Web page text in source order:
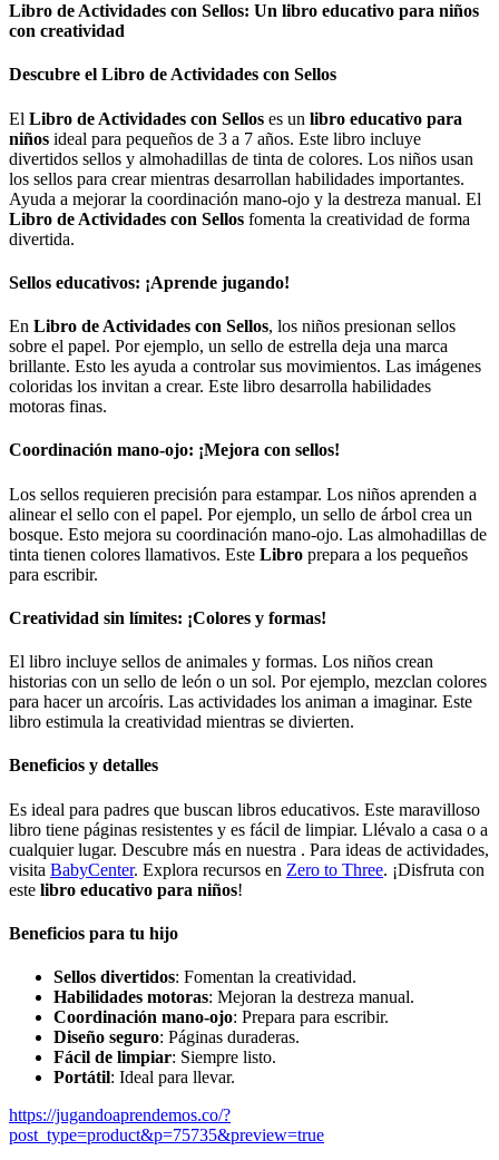
Libro de Actividades con Sellos: Un libro educativo para niños
con creatividad
Descubre el Libro de Actividades con Sellos
El Libro de Actividades con Sellos es un libro educativo para
niños ideal para pequeños de 3 a 7 años. Este libro incluye
divertidos sellos y almohadillas de tinta de colores. Los niños usan
los sellos para crear mientras desarrollan habilidades importantes.
Ayuda a mejorar la coordinación mano-ojo y la destreza manual. El
Libro de Actividades con Sellos fomenta la creatividad de forma
divertida.
Sellos educativos: ¡Aprende jugando!
En Libro de Actividades con Sellos, los niños presionan sellos
sobre el papel. Por ejemplo, un sello de estrella deja una marca
brillante. Esto les ayuda a controlar sus movimientos. Las imágenes
coloridas los invitan a crear. Este libro desarrolla habilidades
motoras finas.
Coordinación mano-ojo: ¡Mejora con sellos!
Los sellos requieren precisión para estampar. Los niños aprenden a
alinear el sello con el papel. Por ejemplo, un sello de árbol crea un
bosque. Esto mejora su coordinación mano-ojo. Las almohadillas de
tinta tienen colores llamativos. Este Libro prepara a los pequeños
para escribir.
Creatividad sin límites: ¡Colores y formas!
El libro incluye sellos de animales y formas. Los niños crean
historias con un sello de león o un sol. Por ejemplo, mezclan colores
para hacer un arcoíris. Las actividades los animan a imaginar. Este
libro estimula la creatividad mientras se divierten.
Beneficios y detalles
Es ideal para padres que buscan libros educativos. Este maravilloso
libro tiene páginas resistentes y es fácil de limpiar. Llévalo a casa o a
cualquier lugar. Descubre más en nuestra . Para ideas de actividades,
visita BabyCenter. Explora recursos en Zero to Three. ¡Disfruta con
este libro educativo para niños!
Beneficios para tu hijo
Sellos divertidos: Fomentan la creatividad.
Habilidades motoras: Mejoran la destreza manual.
Coordinación mano-ojo: Prepara para escribir.
Diseño seguro: Páginas duraderas.
Fácil de limpiar: Siempre listo.
Portátil: Ideal para llevar.
https://jugandoaprendemos.co/?
post_type=product&p=75735&preview=true